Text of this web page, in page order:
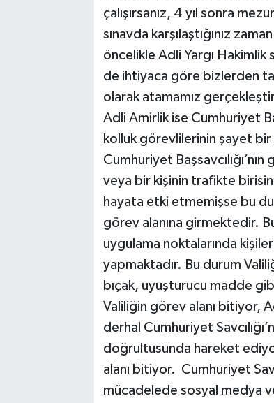
çalışırsanız, 4 yıl sonra
sınavda karşılaştığınız
öncelikle Adli Yargı Hakimlik
de ihtiyaca göre bizlerden
olarak atamamız
Adli Amirlik ise Cumhuriyet
kolluk görevlilerinin şayet
Cumhuriyet
veya bir kişinin trafikte
hayata etki etmemişse bu
görev alanına girmektedir.
uygulama noktalarında
yapmaktadır. Bu durum
bıçak, uyuşturucu madde
Valiliğin görev alanı bitiyor,
derhal Cumhuriyet
doğrultusunda hareket
alanı bitiyor. Cumhuriyet
mücadelede sosyal medya